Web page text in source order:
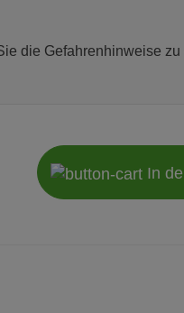
die Gefahrenhinweise zu
In